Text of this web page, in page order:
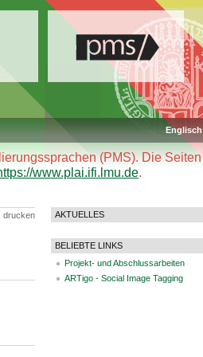
Englisch
(PMS). Die Seiten
www.plai.ifi.lmu.de.
drucken AKTUELLES
BELIEBTE LINKS
Projekt- und Abschlussarbeiten
ARTigo - Social Image Tagging